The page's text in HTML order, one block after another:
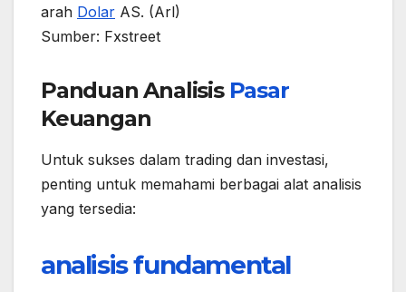
arah Dolar AS. (Arl)
Sumber: Fxstreet
Panduan Analisis Pasar
Keuangan
Untuk sukses dalam trading dan investasi,
penting untuk memahami berbagai alat analisis
yang tersedia:
analisis fundamental